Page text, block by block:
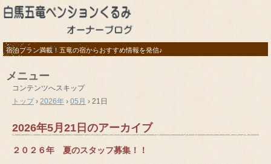
宿泊プラン満載！五竜の宿からおすすめ情報を発信♪
メニュー
コンテンツへスキップ
トップ › 2026年 › 05月 › 21日
2026年5月21日 のアーカイブ
２０２６年 夏のスタッフ募集！！